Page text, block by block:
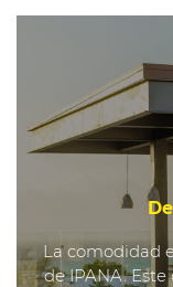
La comodidad
de IPANA.